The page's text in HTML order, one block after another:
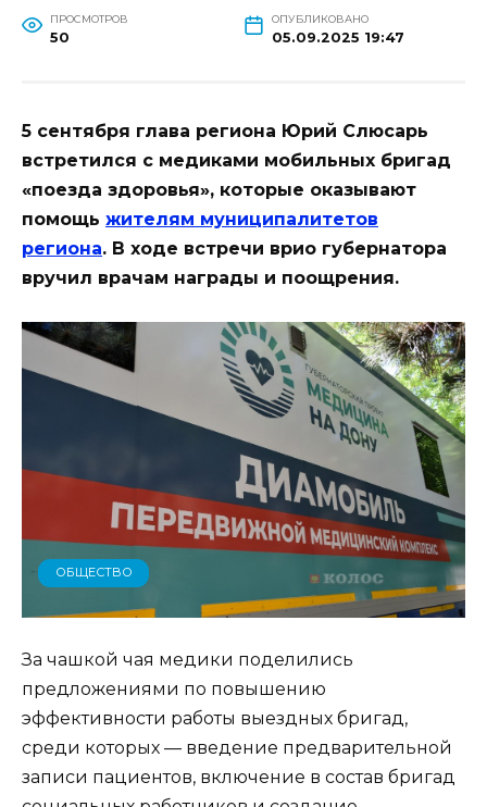
ПРОСМОТРОВ
50
ОПУБЛИКОВАНО
05.09.2025 19:47
5 сентября глава региона Юрий Слюсарь
встретился с медиками мобильных бригад
«поезда здоровья», которые оказывают
помощь жителям муниципалитетов
региона. В ходе встречи врио губернатора
вручил врачам награды и поощрения.
ОБЩЕСТВО
За чашкой чая медики поделились
предложениями по повышению
эффективности работы выездных бригад,
среди которых — введение предварительной
записи пациентов, включение в состав бригад